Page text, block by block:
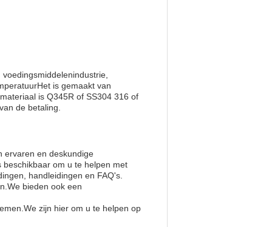
is gemaakt van
is Q345R of SS304 316 of
de betaling.
ervaren en deskundige
om u te helpen met
handleidingen en FAQ's.
bieden ook een
zijn hier om u te helpen op